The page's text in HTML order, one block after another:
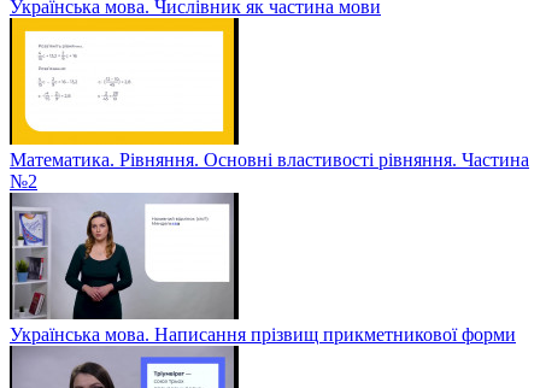
Українська мова. Числівник як частина мови
Математика. Рівняння. Основні властивості рівняння. Частина
№2
Українська мова. Написання прізвищ прикметникової форми